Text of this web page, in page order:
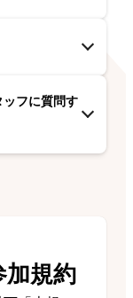
ッフに質問す
加規約